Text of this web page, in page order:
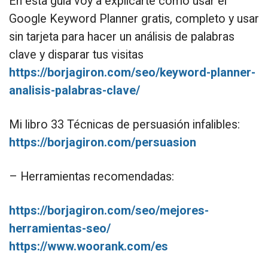
Google Keyword Planner gratis, completo y usar
sin tarjeta para hacer un análisis de palabras
clave y disparar tus visitas
https://borjagiron.com/seo/keyword-planner-
analisis-palabras-clave/
Mi libro 33 Técnicas de persuasión infalibles:
https://borjagiron.com/persuasion
– Herramientas recomendadas:
https://borjagiron.com/seo/mejores-
herramientas-seo/
https://www.woorank.com/es